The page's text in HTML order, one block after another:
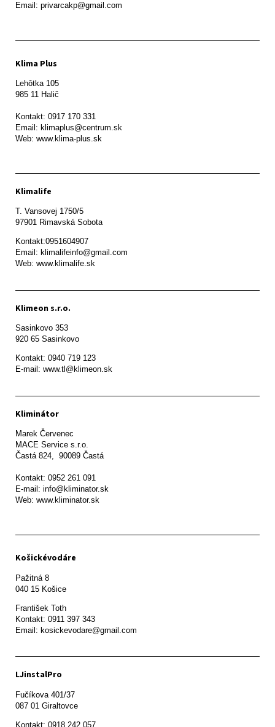
Email: privarcakp@gmail.com
Klima Plus
Lehôtka 105
985 11 Halič
Kontakt: 0917 170 331
Email: klimaplus@centrum.sk
Klimalife
T. Vansovej 1750/5
97901 Rimavská Sobota
Kontakt:0951604907
Email: klimalifeinfo@gmail.com
Web: www.klimalife.sk
Klimeon s.r.o.
Sasinkovo 353
920 65 Sasinkovo
Kontakt: 0940 719 123
E-mail: www.tl@klimeon.sk
Kliminátor
Marek Červenec
MACE Service s.r.o.
Častá 824,  90089 Častá
Kontakt: 0952 261 091
E-mail: info@kliminator.sk
Web: www.kliminator.sk
Košickévodáre
Pažitná 8
František Toth
Kontakt: 0911 397 343
Email: kosickevodare@gmail.com
LJinstalPro
Fučíkova 401/37
087 01 Giraltovce
Kontakt: 0918 242 057